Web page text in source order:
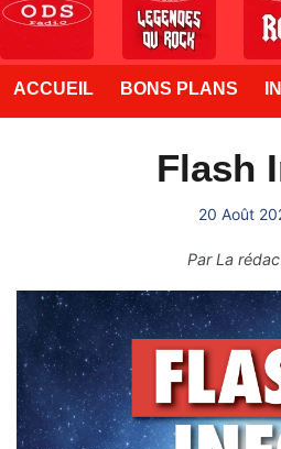
ACCUEIL BONS PLANS
Flash
20 Août
ParLa